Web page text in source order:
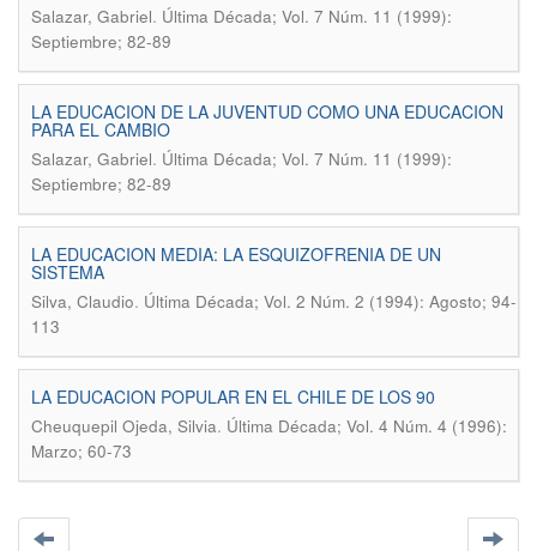
Salazar, Gabriel. Última Década; Vol. 7 Núm. 11 (1999):
Septiembre; 82-89
LA EDUCACION DE LA JUVENTUD COMO UNA EDUCACION
PARA EL CAMBIO
Salazar, Gabriel. Última Década; Vol. 7 Núm. 11 (1999):
Septiembre; 82-89
LA EDUCACION MEDIA: LA ESQUIZOFRENIA DE UN
SISTEMA
Silva, Claudio. Última Década; Vol. 2 Núm. 2 (1994): Agosto; 94-
113
LA EDUCACION POPULAR EN EL CHILE DE LOS 90
Cheuquepil Ojeda, Silvia. Última Década; Vol. 4 Núm. 4 (1996):
Marzo; 60-73